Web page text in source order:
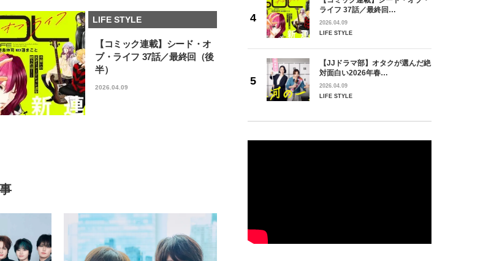
LIFE STYLE
【コミック連載】シード・オ
ブ・ライフ 37話／最終回（後
半）
2026.04.09
ライフ 37話／最終回…
2026.04.09
LIFE STYLE
【JJドラマ部】オタクが選んだ絶
対面白い2026年春…
2026.04.09
LIFE STYLE